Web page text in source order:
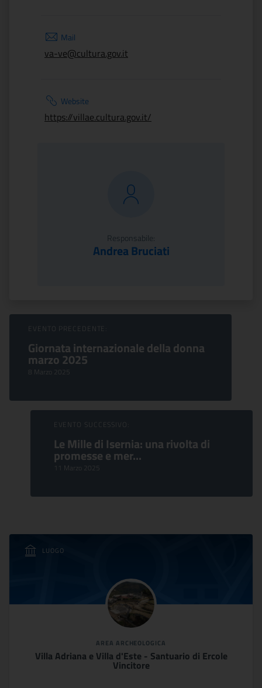
Mail
va-ve@cultura.gov.it
Website
https://villae.cultura.gov.it/
Responsabile:
Andrea Bruciati
Sfoglia Eventi
EVENTO PRECEDENTE:
Giornata internazionale della donna
marzo 2025
8 Marzo 2025
EVENTO SUCCESSIVO:
Le Mille di Isernia: una rivolta di
promesse e mer...
11 Marzo 2025
LUOGO
AREA ARCHEOLOGICA
Villa Adriana e Villa d'Este - Santuario di Ercole
Vincitore